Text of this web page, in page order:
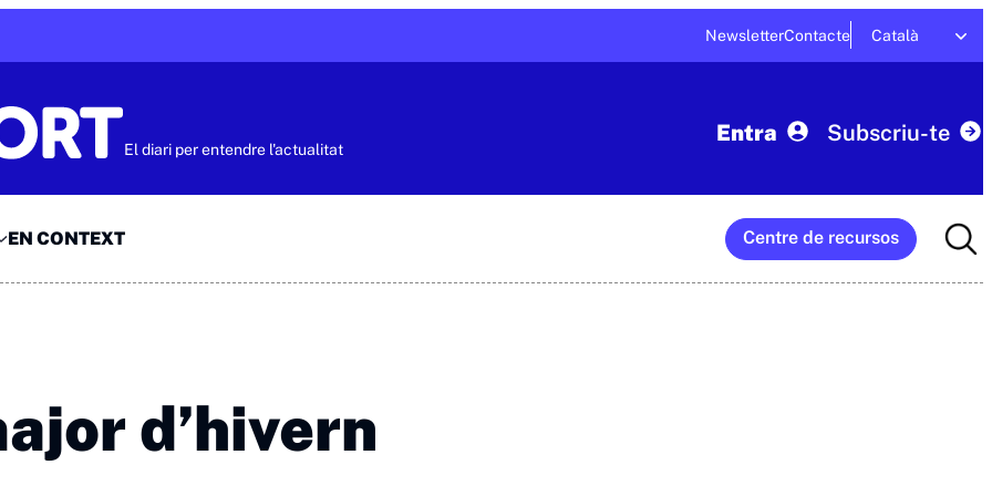
NewsletterContacte Català
El diari per entendre l'actualitat
Entra Subscriu-te
EN CONTEXT Centre de recursos
for:
d’hivern